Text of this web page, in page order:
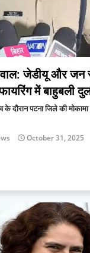
जेडीयू और जन
में बाहुबली
के दौरान पटना जिले की
October 31, 2025